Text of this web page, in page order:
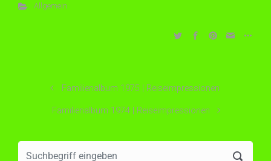
Allgemein
Familienalbum 1975 | Reiseimpressionen
Familienalbum 1974 | Reiseimpressionen